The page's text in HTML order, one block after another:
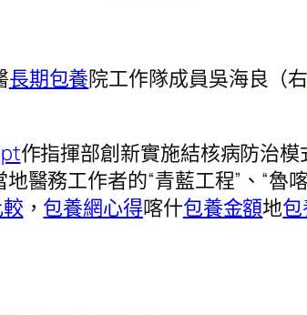
長期包養院工作隊成員吳海良（右
作指揮部創新實施結核病防治
地醫務工作者的“青藍工程”、“魯
， 包養網心得喀什包養金額地